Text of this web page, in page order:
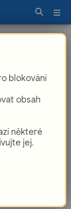
blokování
obsah
některé
jej.